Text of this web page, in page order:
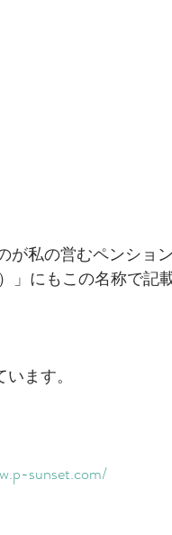
私の営むペンショ
」にもこの名称で記
ます。
sunset.com/